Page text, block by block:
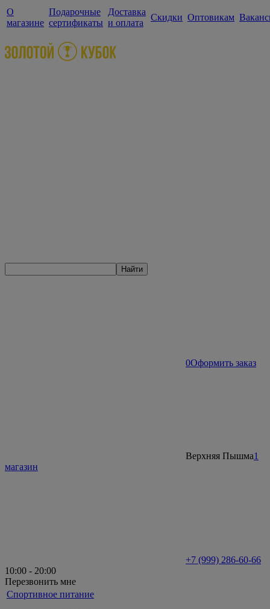
О
магазине
Подарочные
сертификаты
Доставка
и оплата
Скидки Оптовикам
Найти
0Оформить заказ
Верхняя Пышма1
магазин
+7 (999) 286-60-66
10:00 - 20:00
Перезвонить мне
Спортивное питание